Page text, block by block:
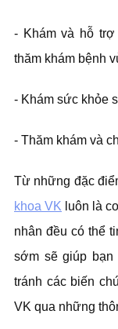
- Khám và hỗ
thăm khám bệnh
- Khám sức khỏe
- Thăm khám và
Từ những đặc
khoa VK luôn là
nhân đều có thể
sớm sẽ giúp bạn
tránh các biến
VK qua những